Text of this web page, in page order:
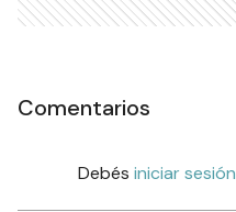
Comentarios
Debés iniciar sesión